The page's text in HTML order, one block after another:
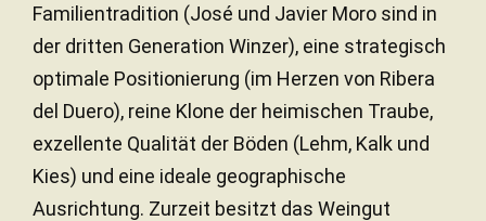
Familientradition (José und Javier Moro sind in
der dritten Generation Winzer), eine strategisch
optimale Positionierung (im Herzen von Ribera
del Duero), reine Klone der heimischen Traube,
exzellente Qualität der Böden (Lehm, Kalk und
Kies) und eine ideale geographische
Ausrichtung. Zurzeit besitzt das Weingut